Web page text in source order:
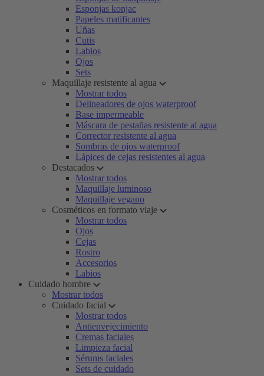
Esponjas konjac
Papeles matificantes
Uñas
Cutis
Labios
Ojos
Sets
Maquillaje resistente al agua
Mostrar todos
Delineadores de ojos waterproof
Base impermeable
Máscara de pestañas resistente al agua
Corrector resistente al agua
Sombras de ojos waterproof
Lápices de cejas resistentes al agua
Destacados
Mostrar todos
Maquillaje luminoso
Maquillaje vegano
Cosméticos en formato viaje
Mostrar todos
Ojos
Cejas
Rostro
Accesorios
Labios
Cuidado hombre
Mostrar todos
Cuidado facial
Mostrar todos
Antienvejecimiento
Cremas faciales
Limpieza facial
Sérums faciales
Sets de cuidado